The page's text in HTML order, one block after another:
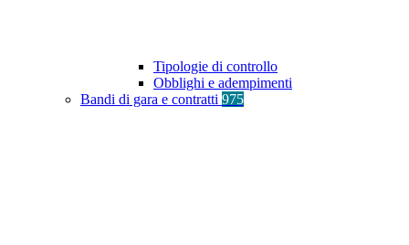
Tipologie di controllo
Obblighi e adempimenti
Bandi di gara e contratti 975